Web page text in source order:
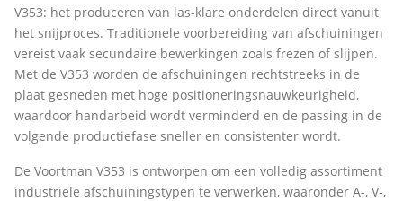
V353: het produceren van las-klare onderdelen direct vanuit
het snijproces. Traditionele voorbereiding van afschuiningen
vereist vaak secundaire bewerkingen zoals frezen of slijpen.
Met de V353 worden de afschuiningen rechtstreeks in de
plaat gesneden met hoge positioneringsnauwkeurigheid,
waardoor handarbeid wordt verminderd en de passing in de
volgende productiefase sneller en consistenter wordt.
De Voortman V353 is ontworpen om een volledig assortiment
industriële afschuiningstypen te verwerken, waaronder A-, V-,